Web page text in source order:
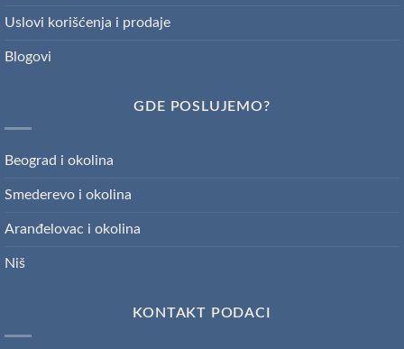
Uslovi korišćenja i prodaje
Blogovi
GDE POSLUJEMO?
Beograd i okolina
Smederevo i okolina
Aranđelovac i okolina
Niš
KONTAKT PODACI